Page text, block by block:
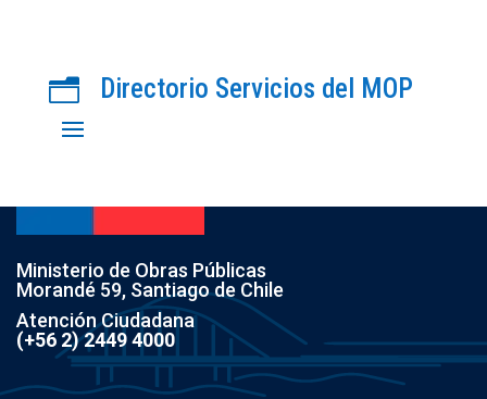
n Directorio Servicios del MOP
Ministerio de Obras Públicas
Morandé 59, Santiago de Chile
Atención Ciudadana
(+56 2) 2449 4000